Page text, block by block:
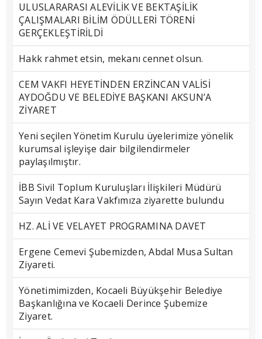
ULUSLARARASI ALEVİLİK VE BEKTAŞİLİK
ÇALIŞMALARI BİLİM ÖDÜLLERİ TÖRENİ
GERÇEKLEŞTİRİLDİ
Hakk rahmet etsin, mekanı cennet olsun.
CEM VAKFI HEYETİNDEN ERZİNCAN VALİSİ
AYDOĞDU VE BELEDİYE BAŞKANI AKSUN’A
ZİYARET
Yeni seçilen Yönetim Kurulu üyelerimize yönelik
kurumsal işleyişe dair bilgilendirmeler
paylaşılmıştır.
İBB Sivil Toplum Kuruluşları İlişkileri Müdürü
Sayın Vedat Kara Vakfımıza ziyarette bulundu
HZ. ALİ VE VELAYET PROGRAMINA DAVET
Ergene Cemevi Şubemizden, Abdal Musa Sultan
Ziyareti.
Yönetimimizden, Kocaeli Büyükşehir Belediye
Başkanlığına ve Kocaeli Derince Şubemize
Ziyaret.